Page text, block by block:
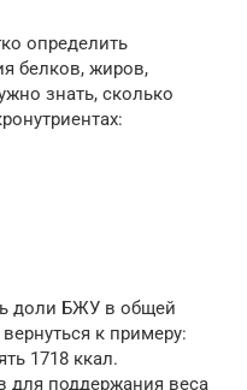
определить
белков, жиров,
знать, сколько
доли БЖУ в общей
к примеру:
1718 ккал.
для поддержания веса